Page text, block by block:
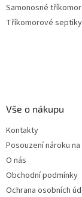
Samonosné
Tříkomorové
Vše o nákupu
Kontakty
Posouzení nároku
O nás
Obchodní podmínky
Ochrana osobních